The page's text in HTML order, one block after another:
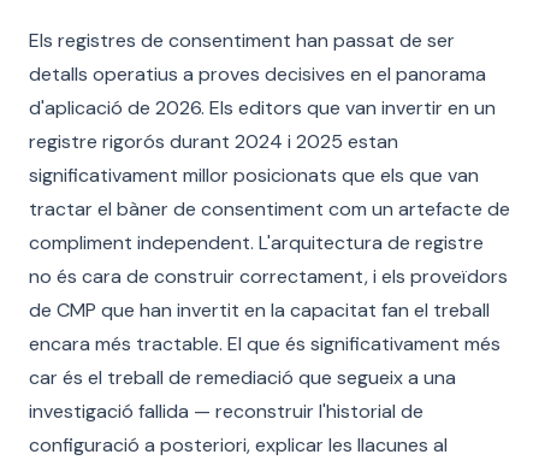
Els registres de consentiment han passat de ser
detalls operatius a proves decisives en el panorama
d'aplicació de 2026. Els editors que van invertir en un
registre rigorós durant 2024 i 2025 estan
significativament millor posicionats que els que van
tractar el bàner de consentiment com un artefacte de
compliment independent. L'arquitectura de registre
no és cara de construir correctament, i els proveïdors
de CMP que han invertit en la capacitat fan el treball
encara més tractable. El que és significativament més
car és el treball de remediació que segueix a una
investigació fallida — reconstruir l'historial de
configuració a posteriori, explicar les llacunes al